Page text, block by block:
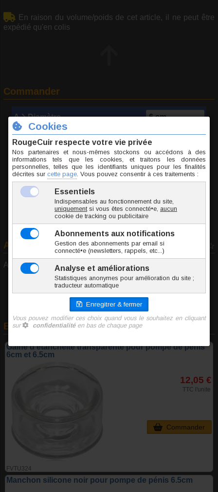
En raison du volume/poids de cet article, il ne peut être
expédié qu'en colis
Commander
A Diamètre
FVTU050-6
50 g
16.80 € TTC le lot
Avis consommateurs 0 vote
Aucun avis déposé pour cet article...
En rapport avec cet article
Gaine d'étanchéité transparente pour pompe de pénis
6cm et 6.5cm
FVTU324
12,05 €
TTC l'unite
Commander
Manchon silicone noir pour pompe de pénis 6.5cm